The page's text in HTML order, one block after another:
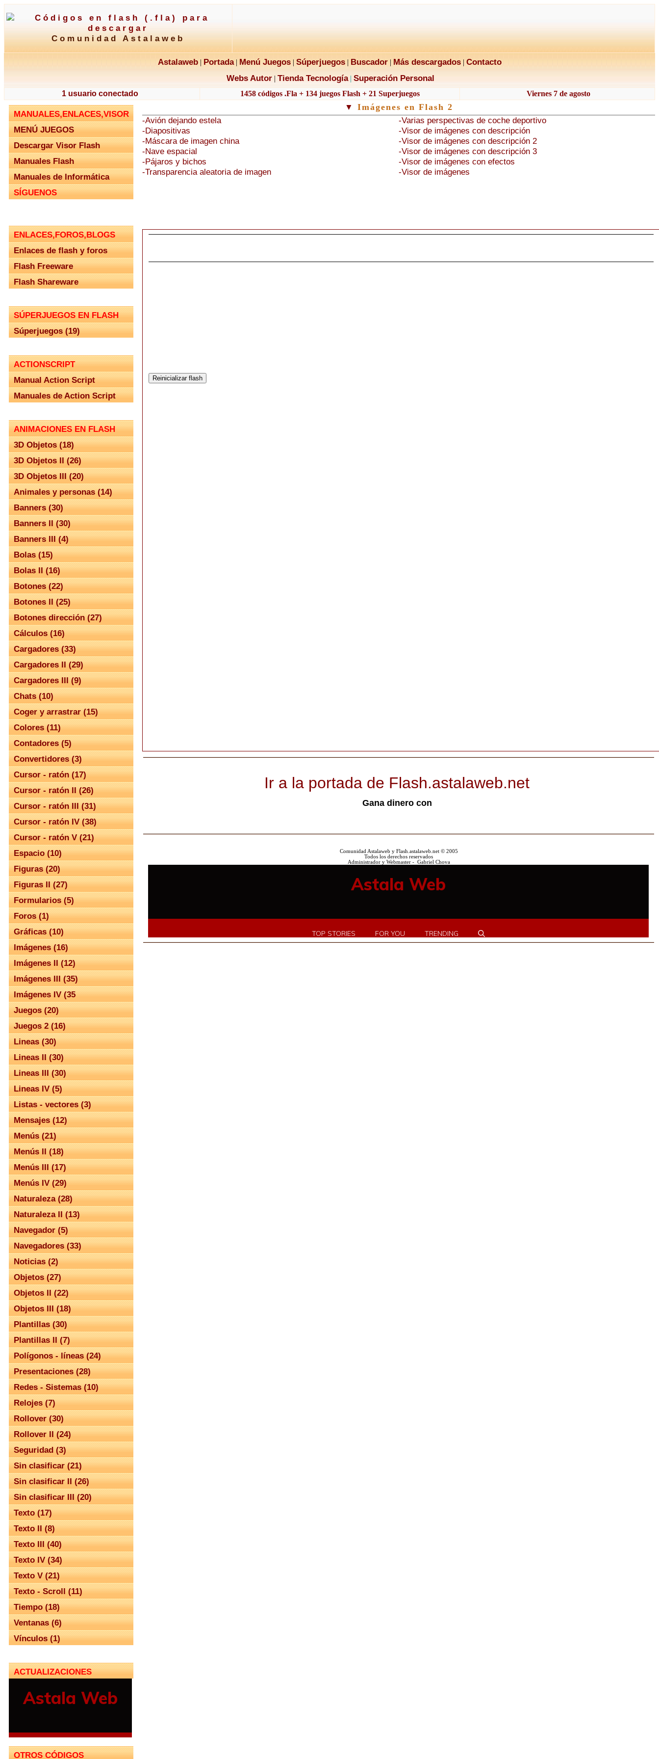
Comunidad Astalaweb
Astalaweb| Portada| Menú Juegos| Súperjuegos| Buscador| Más descargados| Contacto
Webs Autor | Tienda Tecnología| Superación Personal
1 usuario conectado 1458 códigos .Fla + 134 juegos Flash + 21 Superjuegos Viernes 7 de agosto
MANUALES,ENLACES,VISOR
MENÚ JUEGOS
Descargar Visor Flash
Manuales Flash
Manuales de Informática
SÍGUENOS
ENLACES,FOROS,BLOGS
Enlaces de flash y foros
Flash Freeware
Flash Shareware
SÚPERJUEGOS EN FLASH
Súperjuegos (19)
ACTIONSCRIPT
Manual Action Script
Manuales de Action Script
ANIMACIONES EN FLASH
3D Objetos (18)
3D Objetos II (26)
3D Objetos III (20)
Animales y personas (14)
Banners (30)
Banners II (30)
Banners III (4)
Bolas (15)
Bolas II (16)
Botones (22)
Botones II (25)
Botones dirección (27)
Cálculos (16)
Cargadores (33)
Cargadores II (29)
Cargadores III (9)
Chats (10)
Coger y arrastrar (15)
Colores (11)
Contadores (5)
Convertidores (3)
Cursor - ratón (17)
Cursor - ratón II (26)
Cursor - ratón III (31)
Cursor - ratón IV (38)
Cursor - ratón V (21)
Espacio (10)
Figuras (20)
Figuras II (27)
Formularios (5)
Foros (1)
Gráficas (10)
Imágenes (16)
Imágenes II (12)
Imágenes III (35)
Imágenes IV (35
Juegos (20)
Juegos 2 (16)
Lineas (30)
Lineas II (30)
Lineas III (30)
Lineas IV (5)
Listas - vectores (3)
Mensajes (12)
Menús (21)
Menús II (18)
Menús III (17)
Menús IV (29)
Naturaleza (28)
Naturaleza II (13)
Navegador (5)
Navegadores (33)
Noticias (2)
Objetos (27)
Objetos II (22)
Objetos III (18)
Plantillas (30)
Plantillas II (7)
Polígonos - líneas (24)
Presentaciones (28)
Redes - Sistemas (10)
Relojes (7)
Rollover (30)
Rollover II (24)
Seguridad (3)
Sin clasificar (21)
Sin clasificar II (26)
Sin clasificar III (20)
Texto (17)
Texto II (8)
Texto III (40)
Texto IV (34)
Texto V (21)
Texto - Scroll (11)
Tiempo (18)
Ventanas (6)
Vínculos (1)
ACTUALIZACIONES
OTROS CÓDIGOS
▼ Imágenes en Flash 2
-Avión dejando estela
-Diapositivas
-Máscara de imagen china
-Nave espacial
-Pájaros y bichos
-Transparencia aleatoria de imagen
-Varias perspectivas de coche deportivo
-Visor de imágenes con descripción
-Visor de imágenes con descripción 2
-Visor de imágenes con descripción 3
-Visor de imágenes con efectos
-Visor de imágenes
Ir a la portada de Flash.astalaweb.net
Gana dinero con
Comunidad Astalaweb y Flash.astalaweb.net © 2005
Todos los derechos reservados
Administrador y Webmaster - Gabriel Chova